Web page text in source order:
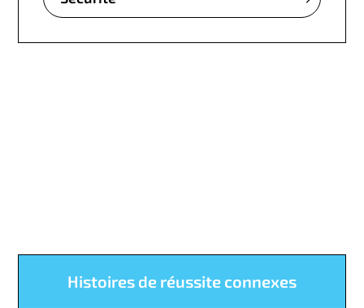
Histoires de réussite connexes